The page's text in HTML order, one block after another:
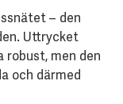
– den
Uttrycket
robust, men den
och därmed